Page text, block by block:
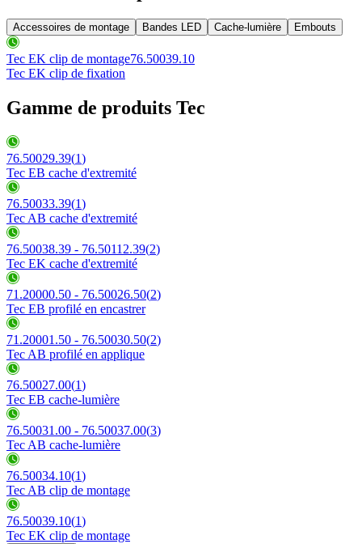
Accessoires de montage Bandes LED Cache-lumière Embouts
Tec EK clip de montage76.50039.10
Tec EK clip de fixation
Gamme de produits Tec
76.50029.39(1)
Tec EB cache d'extremité
76.50033.39(1)
Tec AB cache d'extremité
76.50038.39 - 76.50112.39(2)
Tec EK cache d'extremité
71.20000.50 - 76.50026.50(2)
Tec EB profilé en encastrer
71.20001.50 - 76.50030.50(2)
Tec AB profilé en applique
76.50027.00(1)
Tec EB cache-lumière
76.50031.00 - 76.50037.00(3)
Tec AB cache-lumière
76.50034.10(1)
Tec AB clip de montage
76.50039.10(1)
Tec EK clip de montage